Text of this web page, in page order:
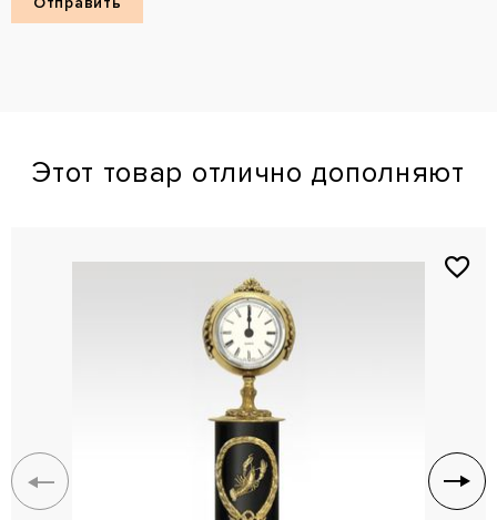
Этот товар отлично дополняют